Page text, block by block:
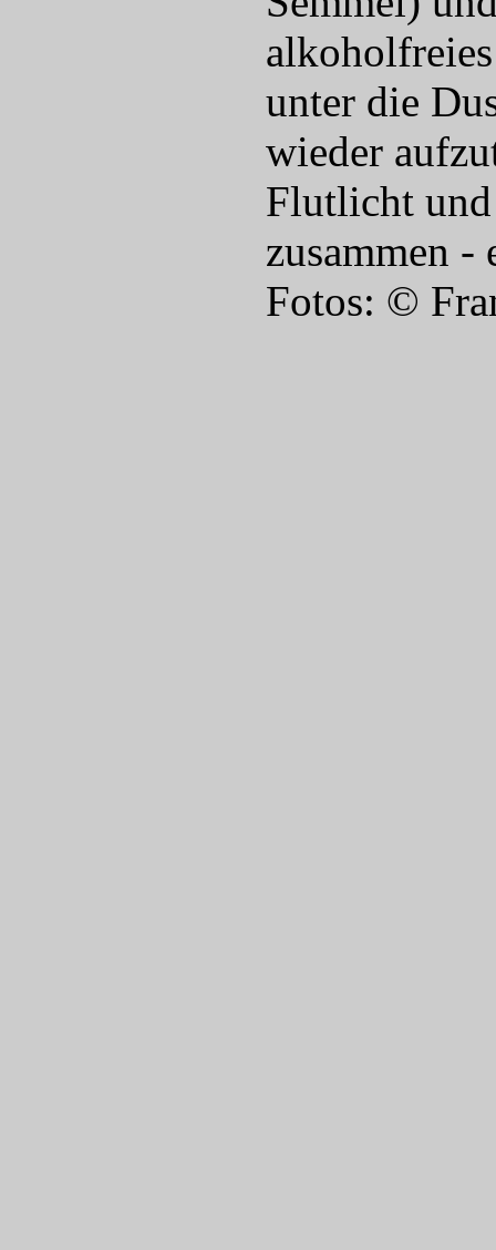
unter die
wieder
Flutlicht und
zusammen
Fotos: ©